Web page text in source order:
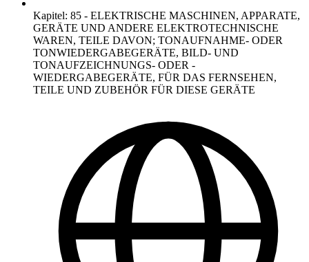
Kapitel: 85 - ELEKTRISCHE MASCHINEN, APPARATE,
GERÄTE UND ANDERE ELEKTROTECHNISCHE
WAREN, TEILE DAVON; TONAUFNAHME- ODER
TONWIEDERGABEGERÄTE, BILD- UND
TONAUFZEICHNUNGS- ODER -
WIEDERGABEGERÄTE, FÜR DAS FERNSEHEN,
TEILE UND ZUBEHÖR FÜR DIESE GERÄTE